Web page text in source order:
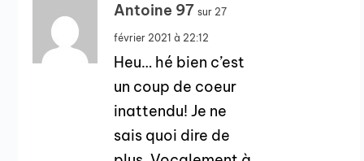
Antoine 97 sur 27
février 2021 à 22:12
Heu… hé bien c’est
un coup de coeur
inattendu! Je ne
sais quoi dire de